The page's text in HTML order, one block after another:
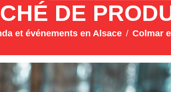
DE
et événements en Alsace Colmar